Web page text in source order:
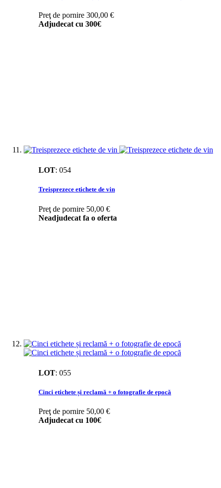
Preţ de pornire 300,00 €
Adjudecat cu 300€
LOT: 054
Treisprezece etichete de vin
Preţ de pornire 50,00 €
Neadjudecat fa o oferta
LOT: 055
Cinci etichete și reclamă + o fotografie de epocă
Preţ de pornire 50,00 €
Adjudecat cu 100€